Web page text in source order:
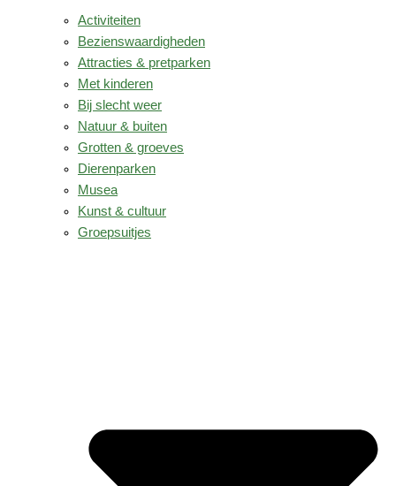
Activiteiten
Bezienswaardigheden
Attracties & pretparken
Met kinderen
Bij slecht weer
Natuur & buiten
Grotten & groeves
Dierenparken
Musea
Kunst & cultuur
Groepsuitjes